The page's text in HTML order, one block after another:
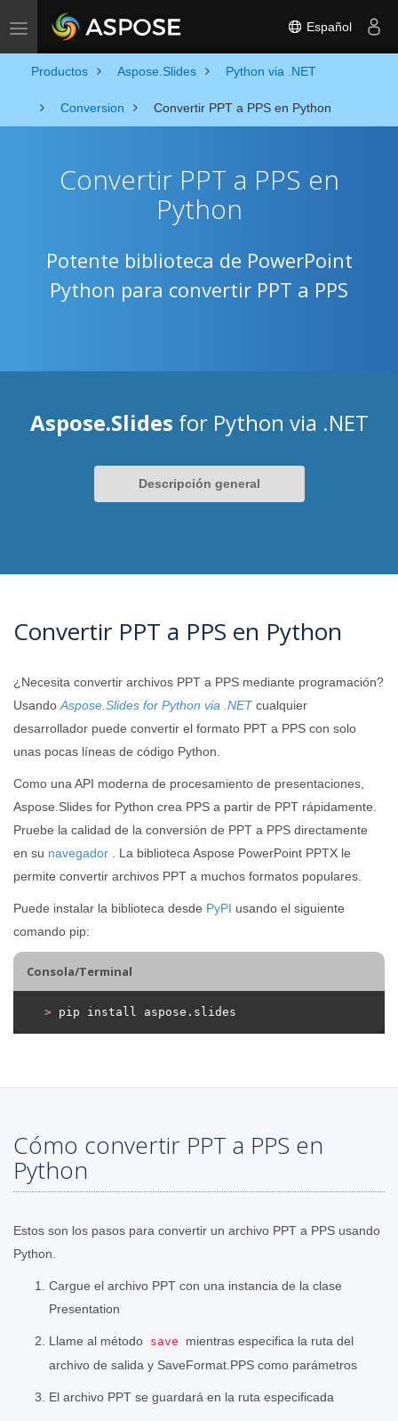
Toggle navigation Español
Productos Aspose.Slides Python via .NET
Conversion Convertir PPT a PPS en Python
Convertir PPT a PPS en
Python
Potente biblioteca de PowerPoint
Python para convertir PPT a PPS
Aspose.Slides for Python via .NET
Descripción general
Convertir PPT a PPS en Python
¿Necesita convertir archivos PPT a PPS mediante programación?
Usando Aspose.Slides for Python via .NETcualquier
desarrollador puede convertir el formato PPT a PPS con solo
unas pocas líneas de código Python.
Como una API moderna de procesamiento de presentaciones,
Aspose.Slides for Python crea PPS a partir de PPT rápidamente.
Pruebe la calidad de la conversión de PPT a PPS directamente
en su navegador . La biblioteca Aspose PowerPoint PPTX le
permite convertir archivos PPT a muchos formatos populares.
Puede instalar la biblioteca desde PyPI usando el siguiente
comando pip:
Consola/Terminal
> pip install aspose.slides
Cómo convertir PPT a PPS en
Python
Estos son los pasos para convertir un archivo PPT a PPS usando
Python.
Cargue el archivo PPT con una instancia de la clase
Presentation
Llame al método save
mientras especifica la ruta del
archivo de salida y SaveFormat.PPS como parámetros
El archivo PPT se guardará en la ruta especificada